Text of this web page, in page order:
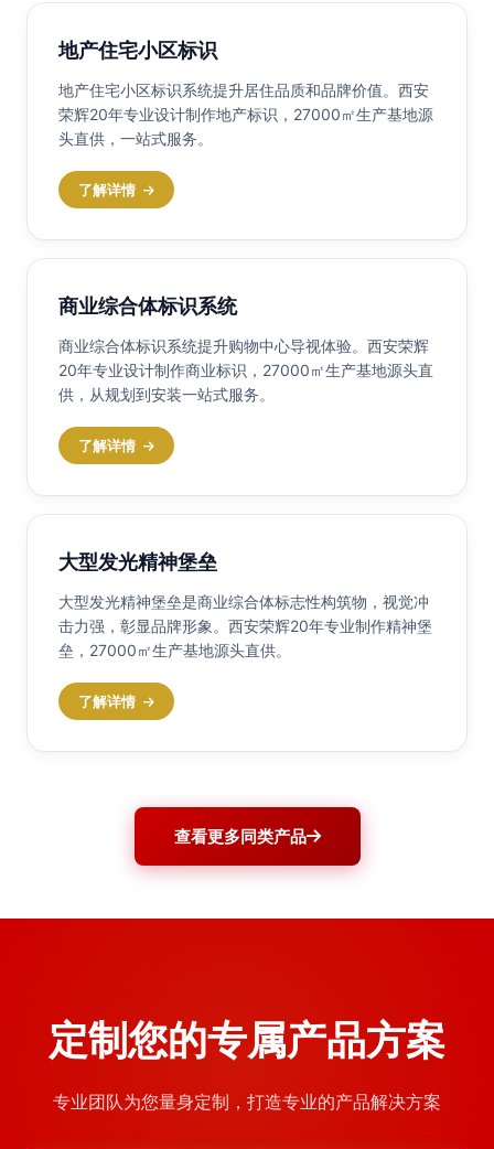
地产住宅小区标识
地产住宅小区标识系统提升居住品质和品牌价值。西安
荣辉20年专业设计制作地产标识，27000㎡生产基地源
头直供，一站式服务。
了解详情
商业综合体标识系统
商业综合体标识系统提升购物中心导视体验。西安荣辉
20年专业设计制作商业标识，27000㎡生产基地源头直
供，从规划到安装一站式服务。
了解详情
大型发光精神堡垒
大型发光精神堡垒是商业综合体标志性构筑物，视觉冲
击力强，彰显品牌形象。西安荣辉20年专业制作精神堡
垒，27000㎡生产基地源头直供。
了解详情
查看更多同类产品
定制您的专属产品方案
专业团队为您量身定制，打造专业的产品解决方案